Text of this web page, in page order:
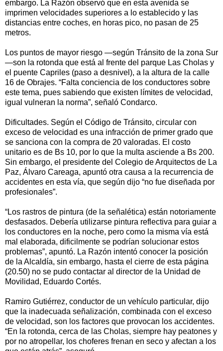
embargo. La Razón observó que en esta avenida se
imprimen velocidades superiores a lo establecido y las
distancias entre coches, en horas pico, no pasan de 25
metros.
Los puntos de mayor riesgo —según Tránsito de la zona Sur
—son la rotonda que está al frente del parque Las Cholas y
el puente Capriles (paso a desnivel), a la altura de la calle
16 de Obrajes. “Falta conciencia de los conductores sobre
este tema, pues sabiendo que existen límites de velocidad,
igual vulneran la norma”, señaló Condarco.
Dificultades. Según el Código de Tránsito, circular con
exceso de velocidad es una infracción de primer grado que
se sanciona con la compra de 20 valoradas. El costo
unitario es de Bs 10, por lo que la multa asciende a Bs 200.
Sin embargo, el presidente del Colegio de Arquitectos de La
Paz, Álvaro Careaga, apuntó otra causa a la recurrencia de
accidentes en esta vía, que según dijo “no fue diseñada por
profesionales”.
“Los rastros de pintura (de la señalética) están notoriamente
desfasados. Debería utilizarse pintura reflectiva para guiar a
los conductores en la noche, pero como la misma vía está
mal elaborada, dificilmente se podrían solucionar estos
problemas”, apuntó. La Razón intentó conocer la posición
de la Alcaldía, sin embargo, hasta el cierre de esta página
(20.50) no se pudo contactar al director de la Unidad de
Movilidad, Eduardo Cortés.
Ramiro Gutiérrez, conductor de un vehículo particular, dijo
que la inadecuada señalización, combinada con el exceso
de velocidad, son los factores que provocan los accidentes.
“En la rotonda, cerca de las Cholas, siempre hay peatones y
por no atropellar, los choferes frenan en seco y afectan a los